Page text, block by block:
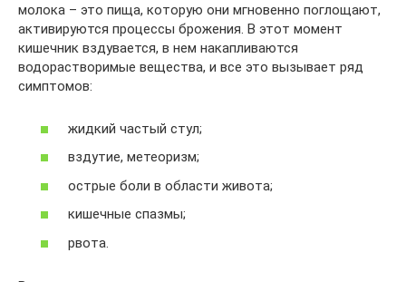
молока – это пища, которую они мгновенно поглощают,
активируются процессы брожения. В этот момент
кишечник вздувается, в нем накапливаются
водорастворимые вещества, и все это вызывает ряд
симптомов:
жидкий частый стул;
вздутие, метеоризм;
острые боли в области живота;
кишечные спазмы;
рвота.